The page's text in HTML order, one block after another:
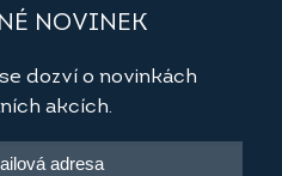
NOVINEK
dozví o novinkách
akcích.